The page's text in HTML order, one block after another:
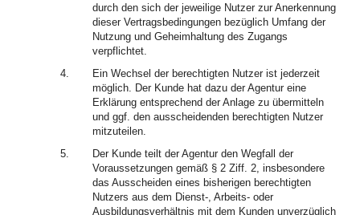
durch den sich der jeweilige Nutzer zur Anerkennung
dieser Vertragsbedingungen bezüglich Umfang der
Nutzung und Geheimhaltung des Zugangs
verpflichtet.
4.
Ein Wechsel der berechtigten Nutzer ist jederzeit
möglich. Der Kunde hat dazu der Agentur eine
Erklärung entsprechend der Anlage zu übermitteln
und ggf. den ausscheidenden berechtigten Nutzer
mitzuteilen.
5.
Der Kunde teilt der Agentur den Wegfall der
Voraussetzungen gemäß § 2 Ziff. 2, insbesondere
das Ausscheiden eines bisherigen berechtigten
Nutzers aus dem Dienst-, Arbeits- oder
Ausbildungsverhältnis mit dem Kunden unverzüglich